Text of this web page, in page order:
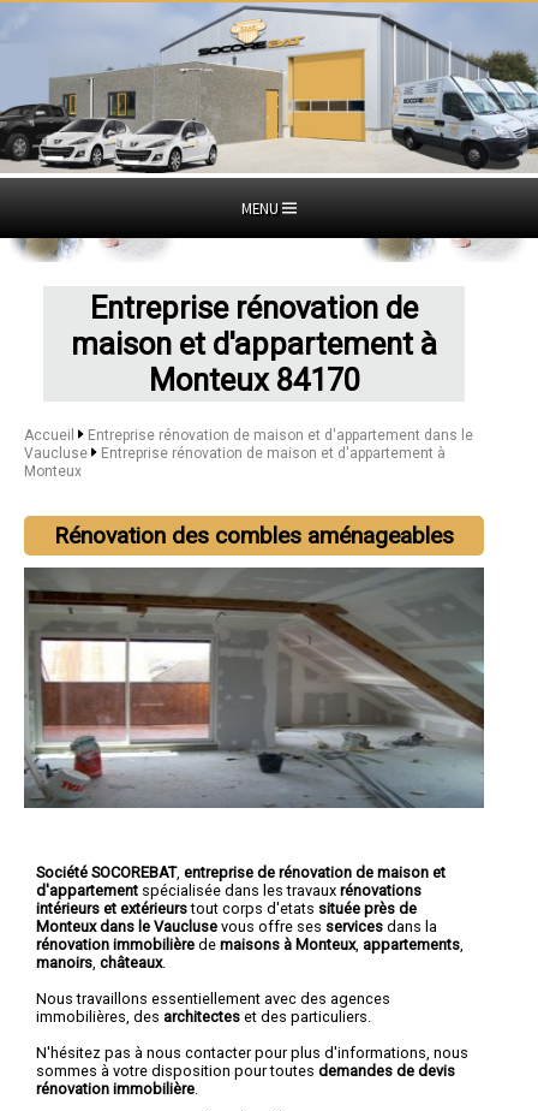
MENU
Entreprise rénovation de
maison et d'appartement à
Monteux 84170
Accueil
Entreprise rénovation de maison et d'appartement dans le
Vaucluse
Entreprise rénovation de maison et d'appartement à
Monteux
Rénovation des combles aménageables
Société SOCOREBAT, entreprise de rénovation de maison et
d'appartement spécialisée dans les travaux rénovations
intérieurs et extérieurstout corps d'etats située près de
Monteux dans le Vaucluse vous offre ses services dans la
rénovation immobilière de maisons à Monteux, appartements
manoirs châteaux.
Nous travaillons essentiellement avec des agences
immobilières, des architectes et des particuliers.
N'hésitez pas à nous contacter pour plus d'informations, nous
sommes à votre disposition pour toutes demandes de devis
rénovation immobilière